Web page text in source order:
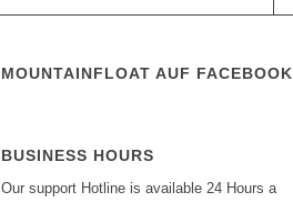
MOUNTAINFLOAT AUF FACEBOOK
BUSINESS HOURS
Our support Hotline is available 24 Hours a